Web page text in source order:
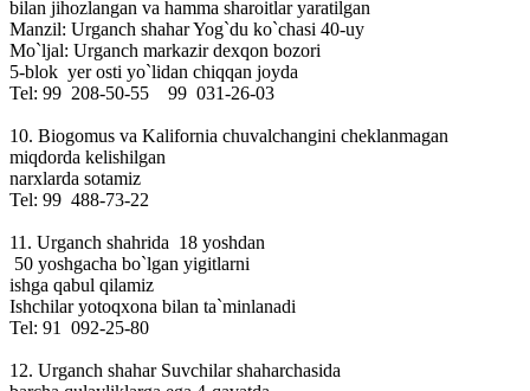
bilan jihozlangan va hamma sharoitlar yaratilgan
Manzil: Urganch shahar Yog`du ko`chasi 40-uy
Mo`ljal: Urganch markazir dexqon bozori
5-blok yer osti yo`lidan chiqqan joyda
Tel: 99 208-50-55 99 031-26-03
10. Biogomus va Kalifornia chuvalchangini cheklanmagan
miqdorda kelishilgan
narxlarda sotamiz
Tel: 99 488-73-22
11. Urganch shahrida 18 yoshdan
50 yoshgacha bo`lgan yigitlarni
ishga qabul qilamiz
Ishchilar yotoqxona bilan ta`minlanadi
Tel: 91 092-25-80
12. Urganch shahar Suvchilar shaharchasida